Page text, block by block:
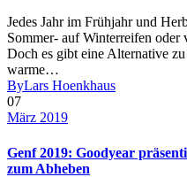
Jedes Jahr im Frühjahr und
Sommer- auf Winterreifen oder
Doch es gibt eine Alternative
warme…
ByLars Hoenkhaus
07
März 2019
Genf 2019: Goodyear
zum Abheben